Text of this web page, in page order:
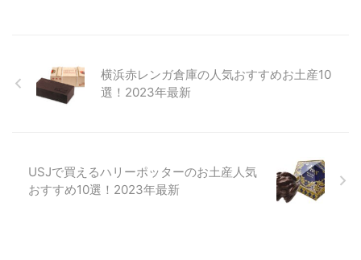
横浜赤レンガ倉庫の人気おすすめお土産10
選！2023年最新
USJで買えるハリーポッターのお土産人気
おすすめ10選！2023年最新